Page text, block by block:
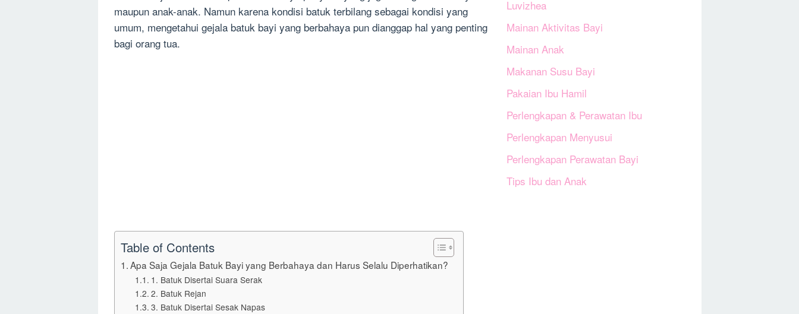
maupun anak-anak. Namun karena kondisi batuk terbilang sebagai kondisi yang
umum, mengetahui gejala batuk bayi yang berbahaya pun dianggap hal yang penting
bagi orang tua.
Table of Contents
Apa Saja Gejala Batuk Bayi yang Berbahaya dan Harus Selalu Diperhatikan?
1. Batuk Disertai Suara Serak
2. Batuk Rejan
3. Batuk Disertai Sesak Napas
Luvizhea
Mainan Aktivitas Bayi
Mainan Anak
Makanan Susu Bayi
Pakaian Ibu Hamil
Perlengkapan & Perawatan Ibu
Perlengkapan Menyusui
Perlengkapan Perawatan Bayi
Tips Ibu dan Anak